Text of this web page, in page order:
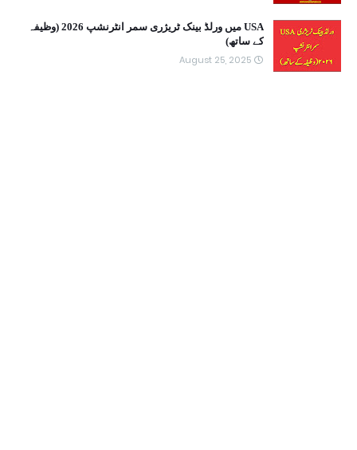
USA میں ورلڈ بینک ٹریژری سمر انٹرنشپ 2026 (وظیفہ
کے ساتھ)
August 25, 2025